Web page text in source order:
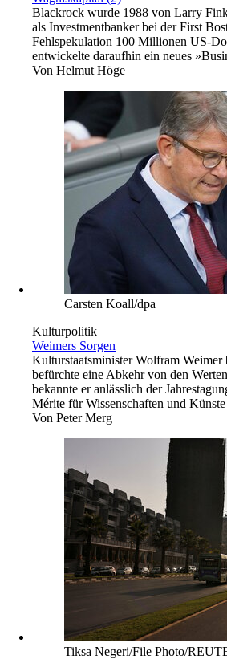
Blackrock wurde 1988 von Larry
als Investmentbanker bei der First
Fehlspekulation 100 Millionen US-
entwickelte daraufhin ein neues
Von Helmut Höge
Carsten Koall/dpa
Kulturpolitik
Weimers Sorgen
Kulturstaatsminister Wolfram Weimer
befürchte eine Abkehr von den
bekannte er anlässlich der
Mérite für Wissenschaften und
Von Peter Merg
Tiksa Negeri/File Photo/